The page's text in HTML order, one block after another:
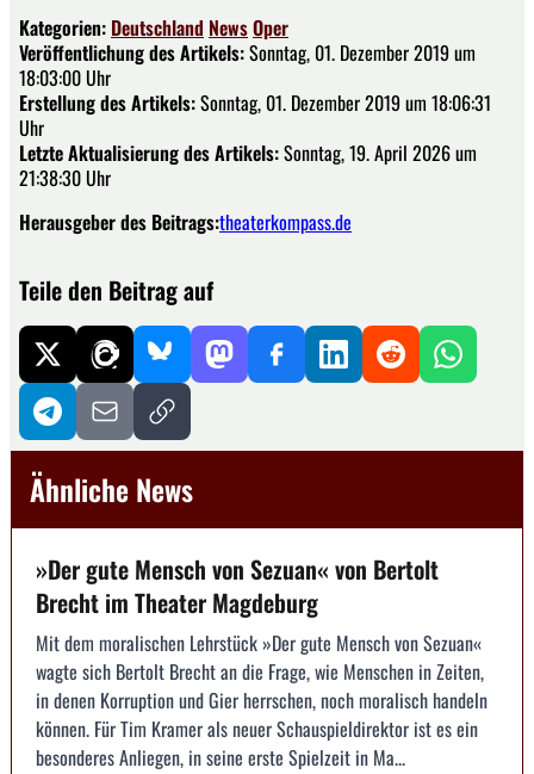
Kategorien: Deutschland NewsOper
Veröffentlichung des Artikels:Sonntag, 01. Dezember 2019 um
18:03:00 Uhr
Erstellung des Artikels:Sonntag, 01. Dezember 2019 um 18:06:31
Uhr
Letzte Aktualisierung des Artikels:Sonntag, 19. April 2026 um
21:38:30 Uhr
Herausgeber des Beitrags:theaterkompass.de
Teile den Beitrag auf
Ähnliche News
»Der gute Mensch von Sezuan« von Bertolt
Brecht im Theater Magdeburg
Mit dem moralischen Lehrstück »Der gute Mensch von Sezuan«
wagte sich Bertolt Brecht an die Frage, wie Menschen in Zeiten,
in denen Korruption und Gier herrschen, noch moralisch handeln
können. Für Tim Kramer als neuer Schauspieldirektor ist es ein
besonderes Anliegen, in seine erste Spielzeit in Ma...